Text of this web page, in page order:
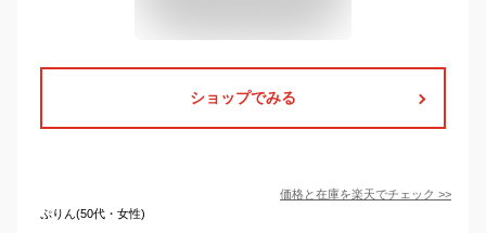
ショップでみる
価格と在庫を楽天でチェック >>
ぷりん(50代・女性)